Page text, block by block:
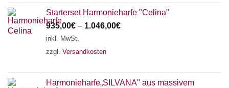
Starterset Harmonieharfe "Celina"
935,00€ – 1.046,00€
inkl. MwSt.
zzgl. Versandkosten
Harmonieharfe„SILVANA" aus massivem